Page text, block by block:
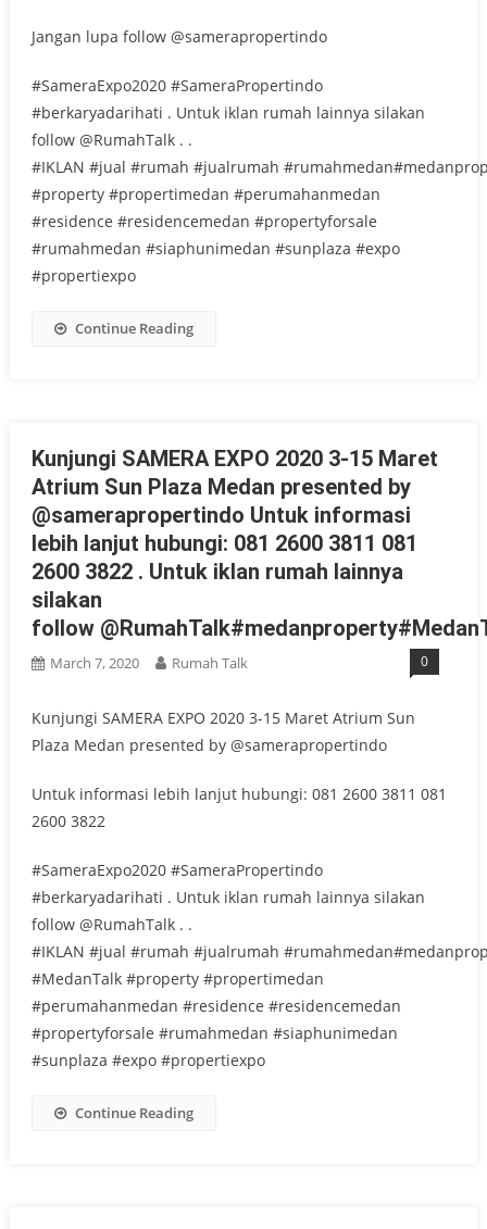
Jangan lupa follow @samerapropertindo
#SameraExpo2020 #SameraPropertindo
#berkaryadarihati . Untuk iklan rumah lainnya silakan
follow @RumahTalk . .
#IKLAN #jual #rumah #jualrumah
#property #propertimedan #perumahanmedan
#residence #residencemedan #propertyforsale
#rumahmedan #siaphunimedan #sunplaza #expo
#propertiexpo
Continue Reading
Kunjungi SAMERA EXPO 2020 3-15 Maret
Atrium Sun Plaza Medan presented by
@samerapropertindo Untuk informasi
lebih lanjut hubungi: 081 2600 3811 081
2600 3822 . Untuk iklan rumah lainnya
silakan
follow
March 7, 2020 Rumah Talk 0
Kunjungi SAMERA EXPO 2020 3-15 Maret Atrium Sun
Plaza Medan presented by @samerapropertindo
Untuk informasi lebih lanjut hubungi: 081 2600 3811 081
2600 3822
#SameraExpo2020 #SameraPropertindo
#berkaryadarihati . Untuk iklan rumah lainnya silakan
follow @RumahTalk . .
#IKLAN #jual #rumah #jualrumah
#MedanTalk #property #propertimedan
#perumahanmedan #residence #residencemedan
#propertyforsale #rumahmedan #siaphunimedan
#sunplaza #expo #propertiexpo
Continue Reading